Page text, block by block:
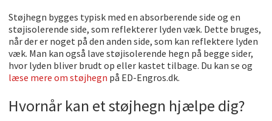
Støjhegn bygges typisk med en absorberende side og en
støjisolerende side, som reflekterer lyden væk. Dette bruges,
når der er noget på den anden side, som kan reflektere lyden
væk. Man kan også lave støjisolerende hegn på begge sider,
hvor lyden bliver brudt op eller kastet tilbage. Du kan se og
læse mere om støjhegn på ED-Engros.dk.
Hvornår kan et støjhegn hjælpe dig?